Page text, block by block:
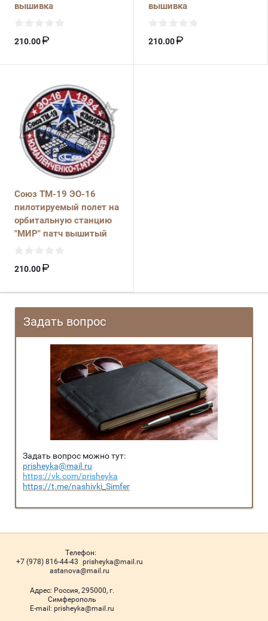
вышивка
210.00
вышивка
210.00
Союз ТМ-19 ЭО-16
пилотируемый полет на
орбитальную станцию
"МИР" патч вышитый
210.00
Задать вопрос
Задать вопрос можно тут:
prisheyka@mail.ru
https://vk.com/prisheyka
https://t.me/nashivki_Simfer
Телефон:
+7 (978) 816-44-43 prisheyka@mail.ru
astanova@mail.ru
Адрес: Россия, 295000, г.
Симферополь
Е-mail: prisheyka@mail.ru